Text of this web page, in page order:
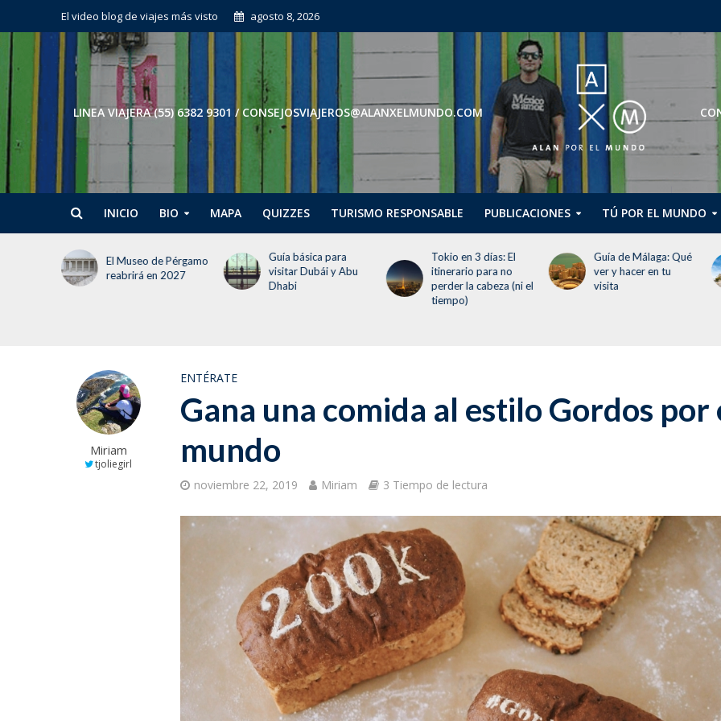
El video blog de viajes más visto agosto 8, 2026
LINEA VIAJERA (55) 6382 9301 / CONSEJOSVIAJEROS@ALANXELMUNDO.COM
INICIO BIO MAPA QUIZZES TURISMO RESPONSABLE PUBLICACIONES TÚ POR EL MUNDO
Guía básica para
visitar Dubái y Abu
Tokio en 3 días: El
itinerario para no
perder la cabeza (ni el
Guía de Málaga: Qué
ver y hacer en tu
visita
Guggenheim Abu
Dhabi abrirá en
diciembre de 2026
Miriam
tjoliegirl
ENTÉRATE
Gana una comida al estilo Gordos por
mundo
noviembre 22, 2019 Miriam 3 Tiempo de lectura